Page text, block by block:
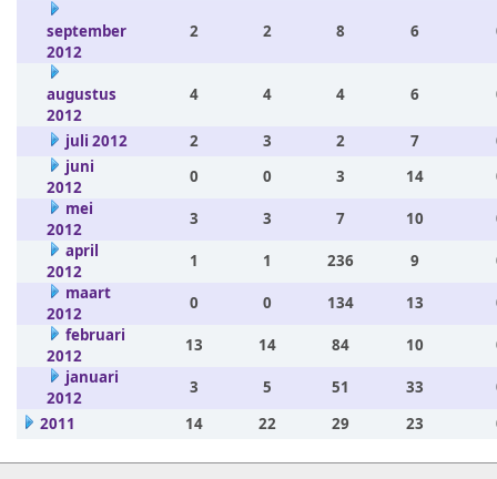
september
2012
2 2 8 6
augustus
2012
4 4 4 6
juli 2012 2 3 2 7
juni
2012
0 0 3 14
mei
2012
3 3 7 10
april
2012
1 1 236 9
maart
2012
0 0 134 13
februari
2012
13 14 84 10
januari
2012
3 5 51 33
2011
14 22 29 23